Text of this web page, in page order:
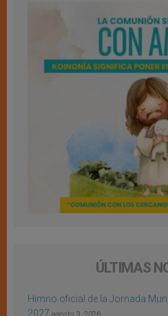
ÚLTIMAS
Himno oficial de la Jornada
2027